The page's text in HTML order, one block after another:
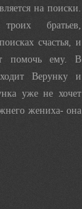
на поиски.
братьев,
счастья, и
помочь ему. В
Верунку и
уже не хочет
жениха- она